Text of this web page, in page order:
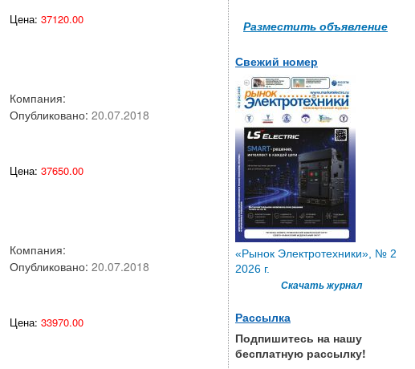
Цена: 37120.00
Компания:
Опубликовано:20.07.2018
Цена: 37650.00
Компания:
Опубликовано:20.07.2018
Цена: 33970.00
Разместить объявление
Свежий номер
«Рынок Электротехники», № 2
2026 г.
Скачать журнал
Рассылка
Подпишитесь на нашу
бесплатную рассылку!